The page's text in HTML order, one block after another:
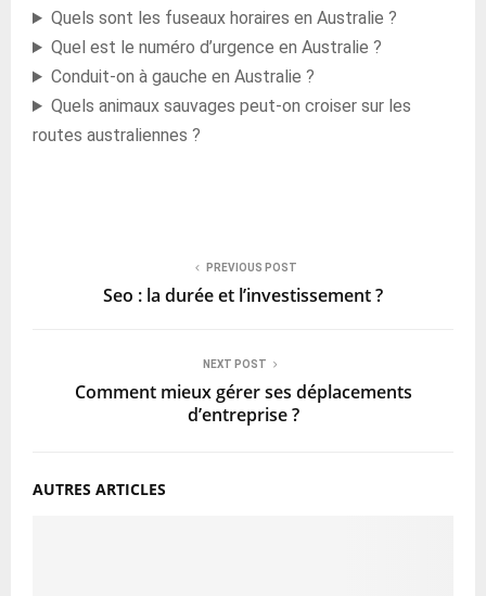
Quels sont les fuseaux horaires en Australie ?
Quel est le numéro d’urgence en Australie ?
Conduit-on à gauche en Australie ?
Quels animaux sauvages peut-on croiser sur les
routes australiennes ?
PREVIOUS POST
Seo : la durée et l’investissement ?
NEXT POST
Comment mieux gérer ses déplacements
d’entreprise ?
AUTRES ARTICLES